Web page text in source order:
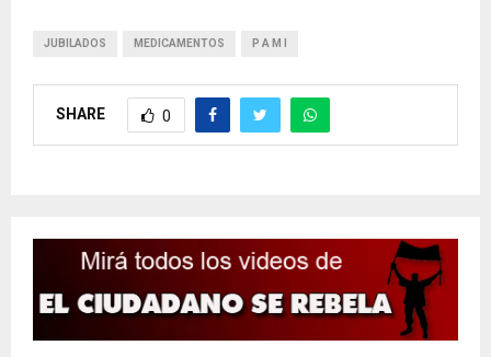
JUBILADOS MEDICAMENTOS P A M I
SHARE 0